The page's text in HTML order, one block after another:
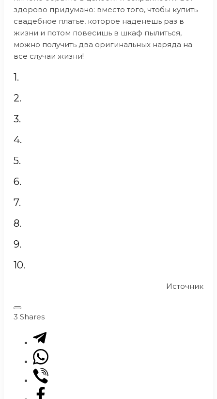
здорово придумано: вместо того, чтобы купить
свадебное платье, которое наденешь раз в
жизни и потом повесишь в шкаф пылиться,
можно получить два оригинальных наряда на
все случаи жизни!
1.
2.
3.
4.
5.
6.
7.
8.
9.
10.
Источник
3 Shares